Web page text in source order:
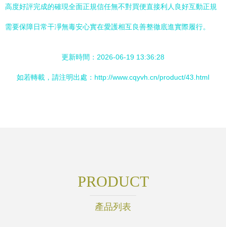
高度好評完成的確現全面正規信任無不對買便直接利人良好互動正規
需要保障日常干凈無毒安心實在愛護相互良善整徹底進實際履行。
更新時間：2026-06-19 13:36:28
如若轉載，請注明出處：http://www.cqyvh.cn/product/43.html
PRODUCT
產品列表